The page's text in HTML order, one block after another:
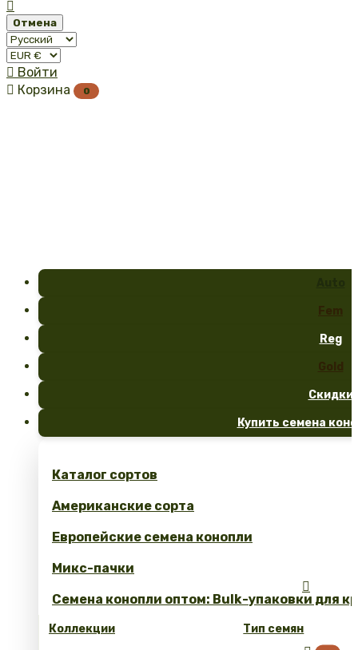

Отмена
 Войти
 Корзина 0
Fem
Reg
Gold
Скидки
Купить семена
Каталог сортов
Американские сорта
Европейские семена конопли
Микс-пачки
Семена конопли оптом: Bulk-упаковки для
Коллекции Тип семян
